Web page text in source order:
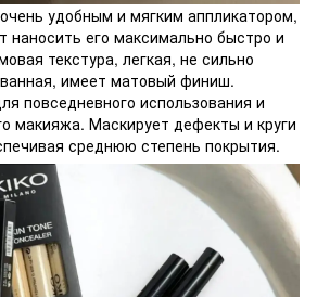
удобным и мягким аппликатором,
наносить его максимально быстро и
текстура, легкая, не сильно
имеет матовый финиш.
повседневного использования и
макияжа. Маскирует дефекты и круги
среднюю степень покрытия.